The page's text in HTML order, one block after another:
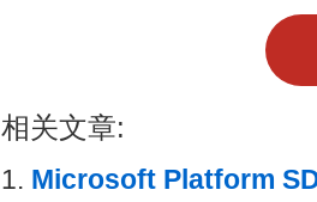
相关文章:
Microsoft Platform